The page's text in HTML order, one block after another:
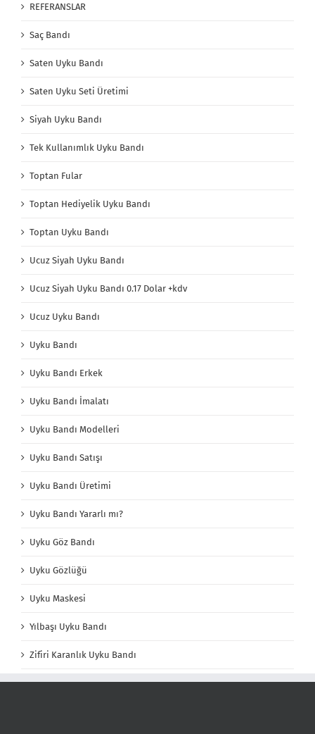
REFERANSLAR
Saç Bandı
Saten Uyku Bandı
Saten Uyku Seti Üretimi
Siyah Uyku Bandı
Tek Kullanımlık Uyku Bandı
Toptan Fular
Toptan Hediyelik Uyku Bandı
Toptan Uyku Bandı
Ucuz Siyah Uyku Bandı
Ucuz Siyah Uyku Bandı 0.17 Dolar +kdv
Ucuz Uyku Bandı
Uyku Bandı
Uyku Bandı Erkek
Uyku Bandı İmalatı
Uyku Bandı Modelleri
Uyku Bandı Satışı
Uyku Bandı Üretimi
Uyku Bandı Yararlı mı?
Uyku Göz Bandı
Uyku Gözlüğü
Uyku Maskesi
Yılbaşı Uyku Bandı
Zifiri Karanlık Uyku Bandı